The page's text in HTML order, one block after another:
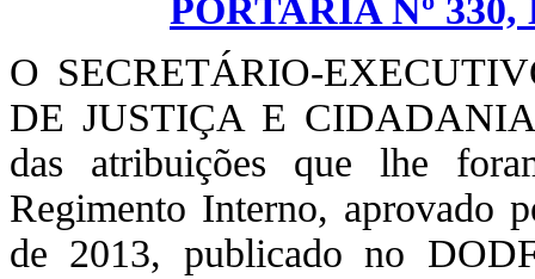
PORTARIA Nº
O SECRETÁRIO-
DE JUSTIÇA E
das atribuições que lhe
Regimento Interno, aprovado
de 2013, publicado no